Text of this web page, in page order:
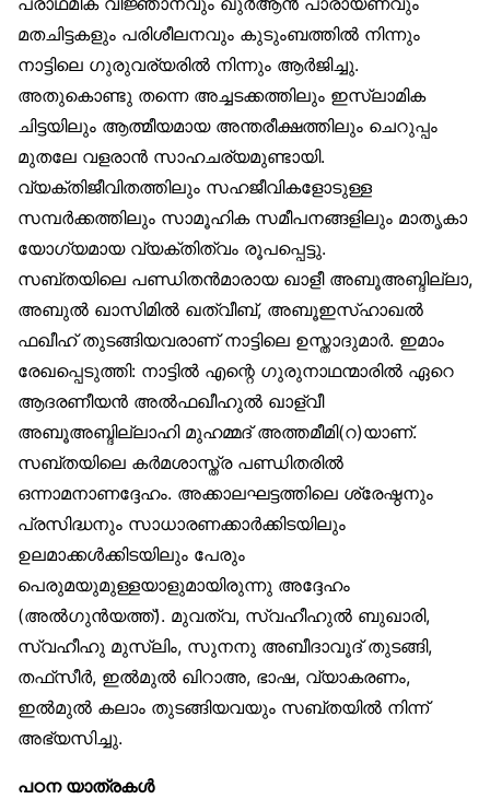
മതചിട്ടകളും പരിശീലനവും കുടുംബത്തിൽ നിന്നും
നാട്ടിലെ ഗുരുവര്യരിൽ നിന്നും ആർജിച്ചു.
അതുകൊണ്ടു തന്നെ അച്ചടക്കത്തിലും ഇസ്‌ലാമിക
ചിട്ടയിലും ആത്മീയമായ അന്തരീക്ഷത്തിലും ചെറുപ്പം
മുതലേ വളരാൻ സാഹചര്യമുണ്ടായി.
വ്യക്തിജീവിതത്തിലും സഹജീവികളോടുള്ള
സമ്പർക്കത്തിലും സാമൂഹിക സമീപനങ്ങളിലും മാതൃകാ
യോഗ്യമായ വ്യക്തിത്വം രൂപപ്പെട്ടു.
സബ്തയിലെ പണ്ഡിതൻമാരായ ഖാളീ അബൂഅബ്ദില്ലാ,
അബുൽ ഖാസിമിൽ ഖത്വീബ്, അബൂഇസ്ഹാഖൽ
ഫഖീഹ് തുടങ്ങിയവരാണ് നാട്ടിലെ ഉസ്താദുമാർ. ഇമാം
രേഖപ്പെടുത്തി: നാട്ടിൽ എന്റെ ഗുരുനാഥന്മാരിൽ ഏറെ
ആദരണീയൻ അൽഫഖീഹുൽ ഖാള്വീ
അബൂഅബ്ദില്ലാഹി മുഹമ്മദ് അത്തമീമി(റ)യാണ്.
സബ്തയിലെ കർമശാസ്ത്ര പണ്ഡിതരിൽ
ഒന്നാമനാണദ്ദേഹം. അക്കാലഘട്ടത്തിലെ ശ്രേഷ്ഠനും
പ്രസിദ്ധനും സാധാരണക്കാർക്കിടയിലും
ഉലമാക്കൾക്കിടയിലും പേരും
പെരുമയുമുള്ളയാളുമായിരുന്നു അദ്ദേഹം
(അൽഗുൻയത്ത്). മുവത്വ, സ്വഹീഹുൽ ബുഖാരി,
സ്വഹീഹു മുസ്‌ലിം, സുനനു അബീദാവൂദ് തുടങ്ങി,
തഫ്‌സീർ, ഇൽമുൽ ഖിറാഅ, ഭാഷ, വ്യാകരണം,
ഇൽമുൽ കലാം തുടങ്ങിയവയും സബ്തയിൽ നിന്ന്
അഭ്യസിച്ചു.
പഠന യാത്രകൾ